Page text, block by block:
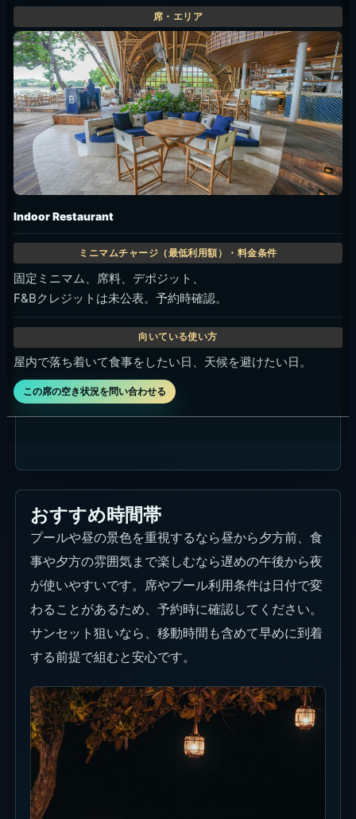
Indoor Restaurant
固定ミニマム、席料、デポジット、
F&Bクレジットは未公表。予約時確認。
屋内で落ち着いて食事をしたい日、天候を避けたい日。
この席の空き状況を問い合わせる
おすすめ時間帯
プールや昼の景色を重視するなら昼から夕方前、食
事や夕方の雰囲気まで楽しむなら遅めの午後から夜
が使いやすいです。席やプール利用条件は日付で変
わることがあるため、予約時に確認してください。
サンセット狙いなら、移動時間も含めて早めに到着
する前提で組むと安心です。